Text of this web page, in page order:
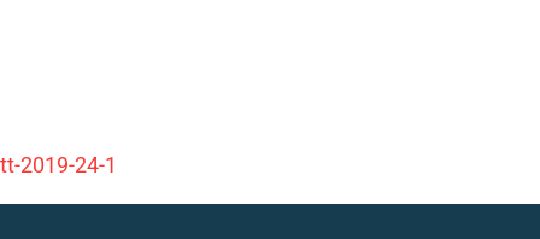
tt-2019-24-1